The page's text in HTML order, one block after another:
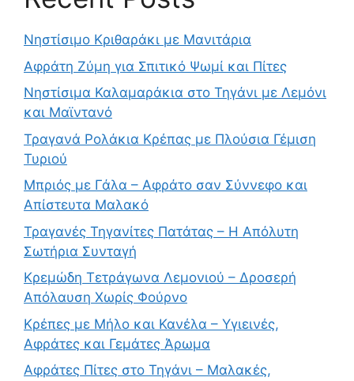
Νηστίσιμο Κριθαράκι με Μανιτάρια
Αφράτη Ζύμη για Σπιτικό Ψωμί και Πίτες
Νηστίσιμα Καλαμαράκια στο Τηγάνι με Λεμόνι
και Μαϊντανό
Τραγανά Ρολάκια Κρέπας με Πλούσια Γέμιση
Τυριού
Μπριός με Γάλα – Αφράτο σαν Σύννεφο και
Απίστευτα Μαλακό
Τραγανές Τηγανίτες Πατάτας – Η Απόλυτη
Σωτήρια Συνταγή
Κρεμώδη Τετράγωνα Λεμονιού – Δροσερή
Απόλαυση Χωρίς Φούρνο
Κρέπες με Μήλο και Κανέλα – Υγιεινές,
Αφράτες και Γεμάτες Άρωμα
Αφράτες Πίτες στο Τηγάνι – Μαλακές,